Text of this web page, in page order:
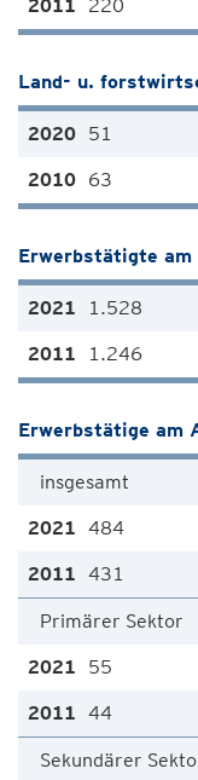
220
Land- u.
51
63
Erwerbstätigte am
1.528
1.246
Erwerbstätige am
insgesamt
484
431
Primärer Sektor
55
44
Sekundärer